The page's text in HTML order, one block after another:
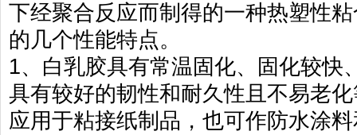
下经聚合反应而制得的一种热塑性
的几个性能特点。
1、白乳胶具有常温固化、固化较快
具有较好的韧性和耐久性且不易老
应用于粘接纸制品，也可作防水涂